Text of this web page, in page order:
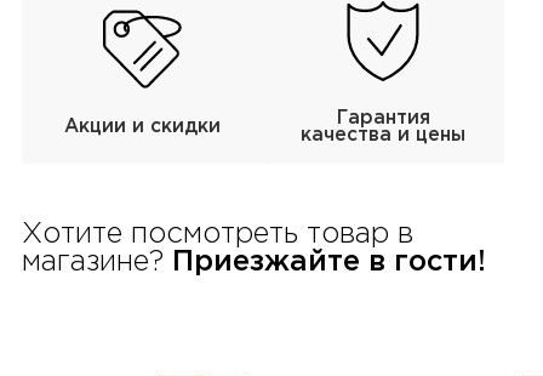
Акции и скидки
Гарантия
качества и цены
Хотите посмотреть товар в
магазине? Приезжайте в гости!